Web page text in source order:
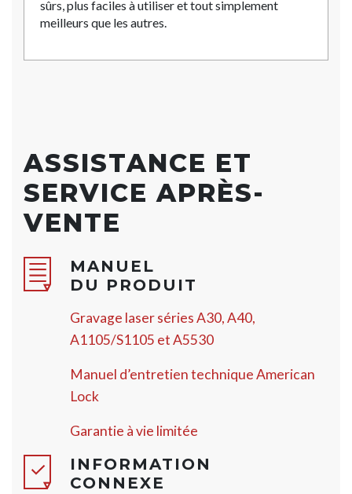
sûrs, plus faciles à utiliser et tout simplement
meilleurs que les autres.
ASSISTANCE ET
SERVICE APRÈS-
VENTE
MANUEL
DU PRODUIT
Gravage laser séries A30, A40,
A1105/S1105 et A5530
Manuel d’entretien technique American
Lock
Garantie à vie limitée
INFORMATION
CONNEXE